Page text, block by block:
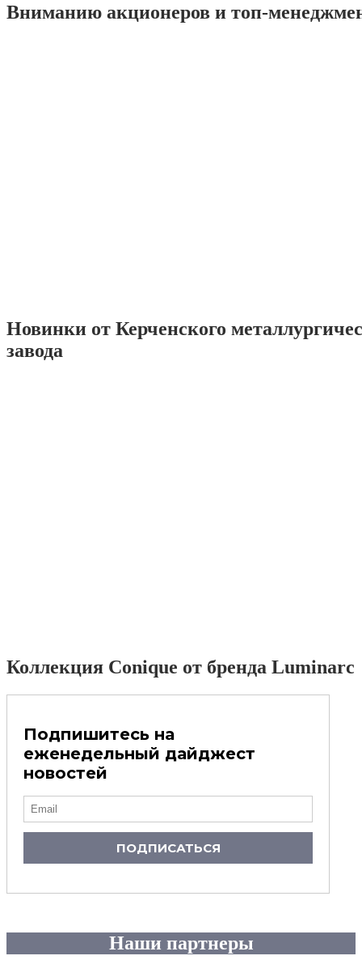
Вниманию акционеров и топ-
Новинки от Керченского
завода
Коллекция Conique от бренда Luminarc
Подпишитесь на
еженедельный дайджест
новостей
ПОДПИСАТЬСЯ
Наши партнеры